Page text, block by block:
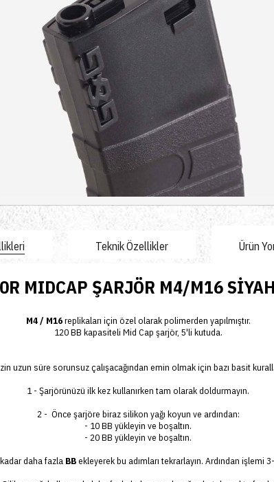
CYMA 200R MIDCAP PP-19
1.702,69 TL
Sepete Ekle
Teknik Özellikler Ürün
MIDCAP ŞARJÖR M4/M16
M4 / M16replikaları için özel olarak polimerden yapılmıştır.
120 BB kapasiteli Mid Cap şarjör, 5'li kutuda.
uzun süre sorunsuz çalışacağından emin olmak için bazı basit
1 - Şarjörünüzü ilk kez kullanırken tam olarak doldurmayın.
2 - Önce şarjöre biraz silikon yağı koyun ve ardından:
- 10 BB yükleyin ve boşaltın.
- 20 BB yükleyin ve boşaltın.
daha fazla BBekleyerek bu adımları tekrarlayın. Ardından işlemi